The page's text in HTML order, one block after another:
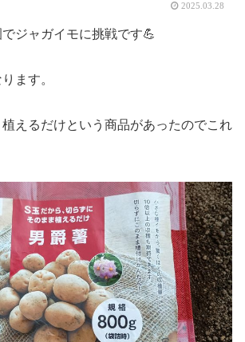
2025.03.28
ジャガイモに挑戦です💪
ます。
えるだけという商品があったのでこれ